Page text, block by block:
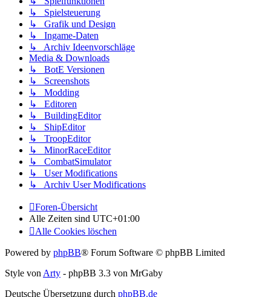
↳ Spielsteuerung
↳ Grafik und Design
↳ Ingame-Daten
↳ Archiv Ideenvorschläge
Media & Downloads
↳ BotE Versionen
↳ Screenshots
↳ Modding
↳ Editoren
↳ BuildingEditor
↳ ShipEditor
↳ TroopEditor
↳ MinorRaceEditor
↳ CombatSimulator
↳ User Modifications
↳ Archiv User Modifications
Foren-Übersicht
Alle Zeiten sind UTC+01:00
Alle Cookies löschen
Powered by phpBB® Forum Software © phpBB Limited
Style vonArty - phpBB 3.3 von MrGaby
Deutsche Übersetzung durch phpBB.de